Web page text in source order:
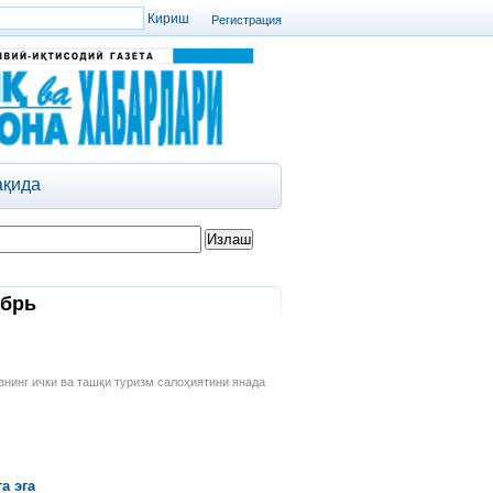
Регистрация
ички ва ташқи туризм салоҳиятини янада
эга